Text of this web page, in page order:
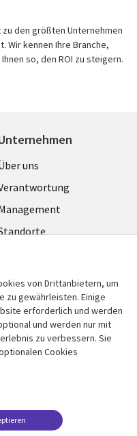
den größten Unternehmen
Wir kennen Ihre Branche,
so, den ROI zu steigern.
uns
Hinweise
von Drittanbietern, um
zu gewährleisten. Einige
erforderlich und werden
und werden nur mit
zu verbessern. Sie
Cookies